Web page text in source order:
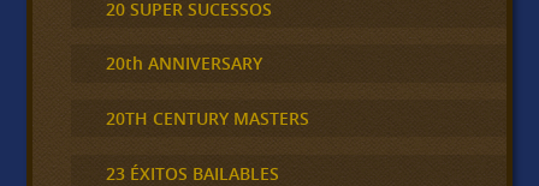
20 SUPER SUCESSOS
20th ANNIVERSARY
20TH CENTURY MASTERS
23 ÉXITOS BAILABLES